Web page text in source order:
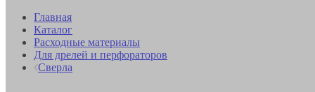
Главная
Каталог
Расходные материалы
Для дрелей и перфораторов
Сверла